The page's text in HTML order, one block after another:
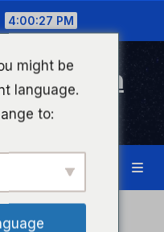
4:00:28 PM
Kreuznach
might be
language.
to: